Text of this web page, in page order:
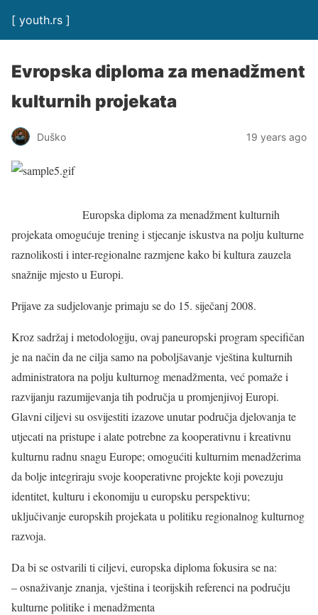
[ youth.rs ]
Evropska diploma za menadžment
kulturnih projekata
Duško 19 years ago
Europska diploma za menadžment kulturnih
projekata omogućuje trening i stjecanje iskustva na polju kulturne
raznolikosti i inter-regionalne razmjene kako bi kultura zauzela
snažnije mjesto u Europi.
Prijave za sudjelovanje primaju se do 15. siječanj 2008.
Kroz sadržaj i metodologiju, ovaj paneuropski program specifičan
je na način da ne cilja samo na poboljšavanje vještina kulturnih
administratora na polju kulturnog menadžmenta, već pomaže i
razvijanju razumijevanja tih područja u promjenjivoj Europi.
Glavni ciljevi su osvijestiti izazove unutar područja djelovanja te
utjecati na pristupe i alate potrebne za kooperativnu i kreativnu
kulturnu radnu snagu Europe; omogućiti kulturnim menadžerima
da bolje integriraju svoje kooperativne projekte koji povezuju
identitet, kulturu i ekonomiju u europsku perspektivu;
uključivanje europskih projekata u politiku regionalnog kulturnog
razvoja.
Da bi se ostvarili ti ciljevi, europska diploma fokusira se na:
– osnaživanje znanja, vještina i teorijskih referenci na području
kulturne politike i menadžmenta